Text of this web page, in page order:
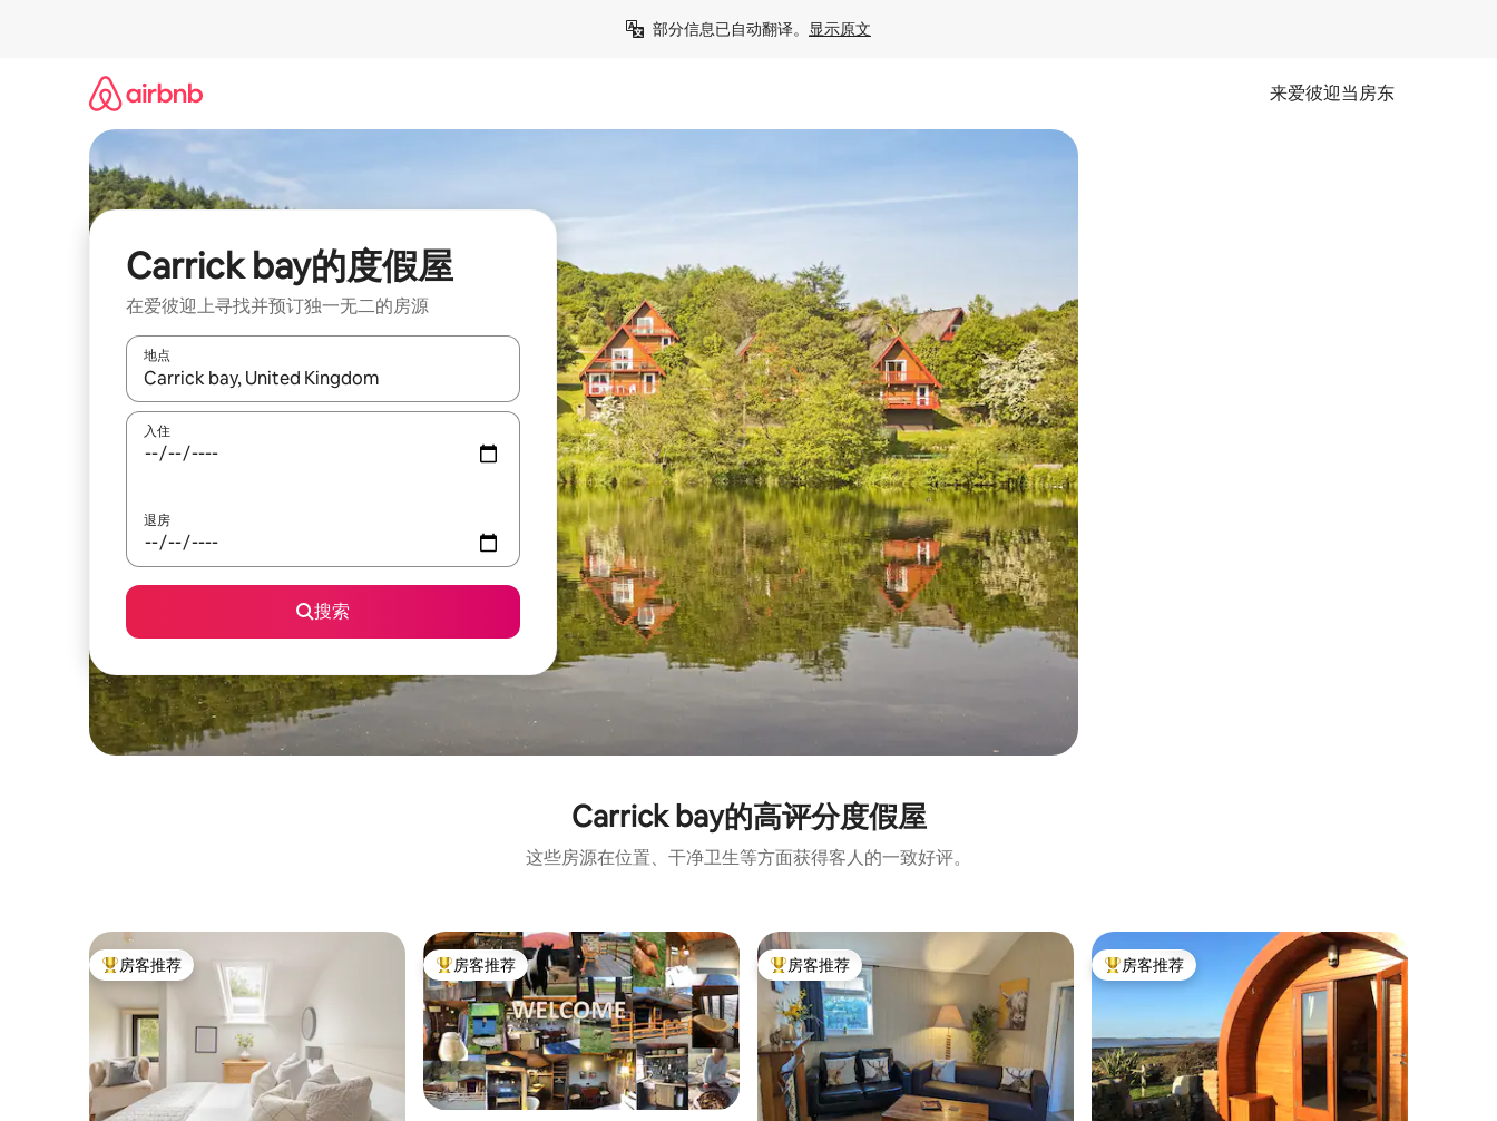
部分信息已自动翻译。 显示原文
来爱彼迎当房东
Carrick bay的度假屋
在爱彼迎上寻找并预订独一无二的房源
地点
如有搜索结果，请使用上下方向键查看，或通过点击或滑动手势浏览。
入住
退房
搜索
Carrick bay的高评分度假屋
这些房源在位置、干净卫生等方面获得客人的一致好评。
热门「房客推荐」
房客推荐 热门「房客推荐」
房客推荐 热门「房客推荐」
房客推荐 热门「房客推荐」
房客推荐